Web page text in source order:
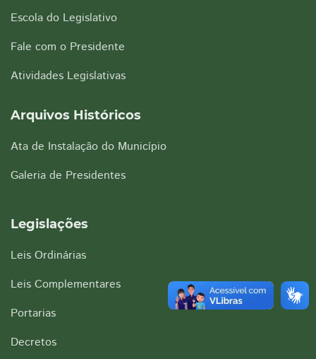
Escola do Legislativo
Fale com o Presidente
Atividades Legislativas
Arquivos Históricos
Ata de Instalação do Município
Galeria de Presidentes
Legislações
Leis Ordinárias
Leis Complementares
Portarias
Decretos